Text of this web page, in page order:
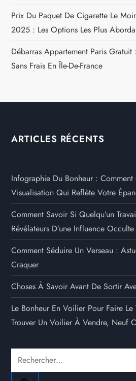
Prix Du Paquet De Cigarette Le
2025 : Les Options Les Plus
Débarras Appartement Paris
Sans Frais En Île-De-France
ARTICLES RÉCENTS
Infographie Du Bonheur :
Visualisation Qui Reflète Votre
Comment Savoir Si Quelqu’un
Révélateurs D’une Influence Occulte
Comment Séduire Un Verseau :
Craquer
Choses À Savoir Avant De Sortir
Le Bonheur En Voilier Pour Faire
Trouver Un Voilier À Vendre, Neuf
Rechercher :